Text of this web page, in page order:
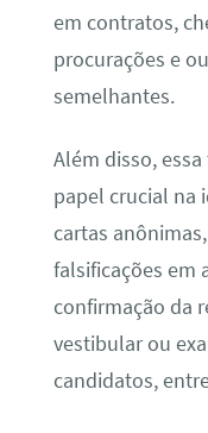
em contratos,
procurações e
semelhantes.
Além disso,
papel crucial na
cartas
falsificações em
confirmação da
vestibular ou
candidatos,